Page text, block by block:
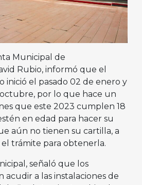
Municipal de
Rubio, informó que el
inició el pasado 02 de enero y
por lo que hace un
que este 2023 cumplen 18
en edad para hacer su
aún no tienen su cartilla, a
trámite para obtenerla.
señaló que los
acudir a las instalaciones de